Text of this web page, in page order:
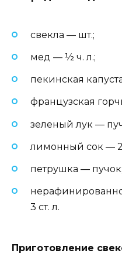
свекла — шт.;
мед — ½ ч. л.;
пекинская
французская
зеленый лук —
лимонный сок — 2
петрушка — пучок;
3 ст. л.
Приготовление